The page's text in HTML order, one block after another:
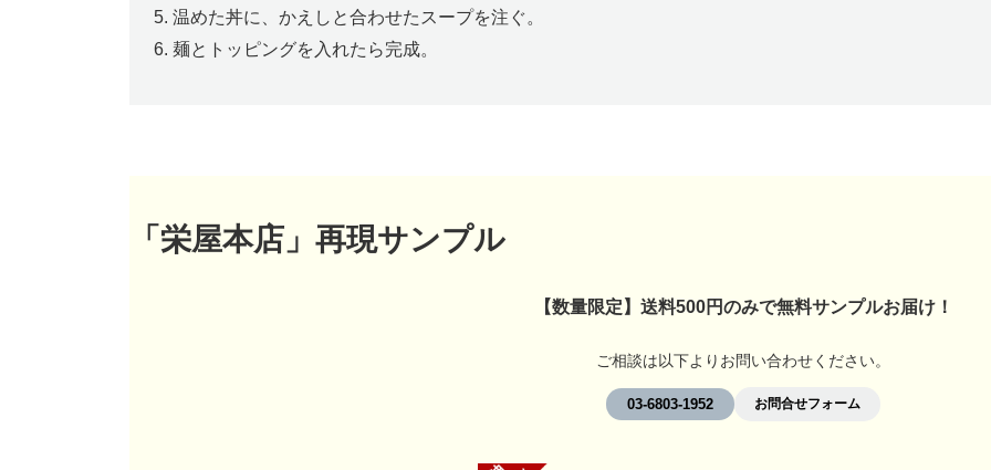
温めた丼に、かえしと合わせたスープを注ぐ。
麺とトッピングを入れたら完成。
「栄屋本店」再現サンプル
【数量限定】送料500円のみで無料サンプルお届け！
ご相談は以下よりお問い合わせください。
03-6803-1952 お問合せフォーム